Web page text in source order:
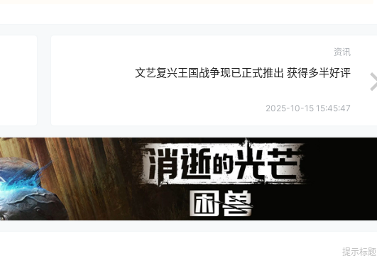
资讯
文艺复兴王国战争现已正式推出 获得多半好评
2025-10-15 15:45:47
提示标题